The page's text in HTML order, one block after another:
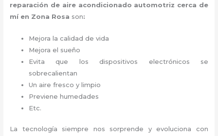
reparación de aire acondicionado automotriz cerca de
mí en Zona Rosa son:
Mejora la calidad de vida
Mejora el sueño
Evita que los dispositivos electrónicos se
sobrecalientan
Un aire fresco y limpio
Previene humedades
Etc.
La tecnología siempre nos sorprende y evoluciona con